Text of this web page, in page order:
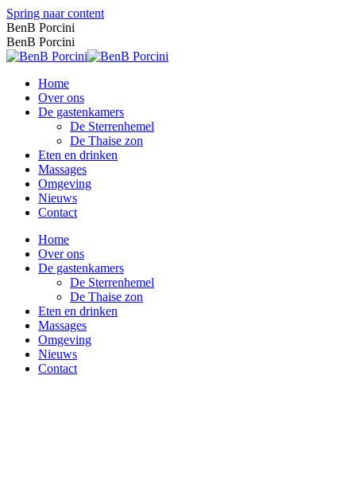
Spring naar content
BenB Porcini
BenB Porcini
Home
Over ons
De gastenkamers
De Sterrenhemel
De Thaise zon
Eten en drinken
Massages
Omgeving
Nieuws
Contact
Home
Over ons
De gastenkamers
De Sterrenhemel
De Thaise zon
Eten en drinken
Massages
Omgeving
Nieuws
Contact